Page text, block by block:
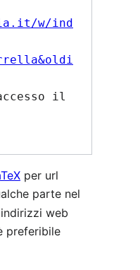
w/ind
per url
parte nel
web
preferibile